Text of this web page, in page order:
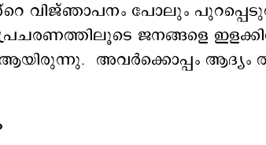
വിജ്ഞാപനം പോലും
ജനങ്ങളെ
അവർക്കൊപ്പം ആദ്യം